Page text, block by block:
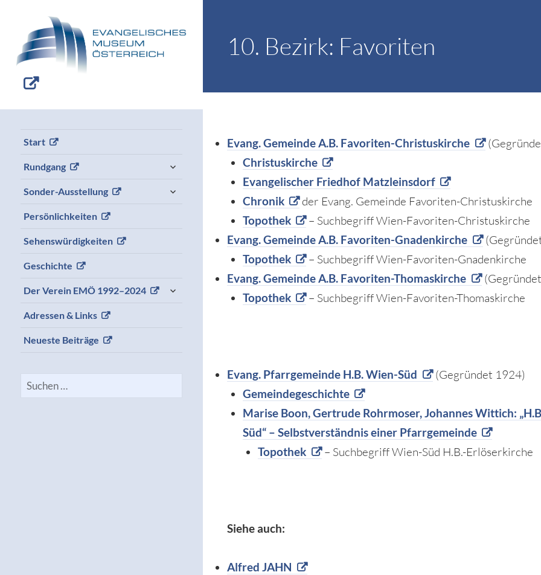
10. Bezirk: Favoriten
Start
Rundgang
Sonder-Ausstellung
Persönlichkeiten
Sehenswürdigkeiten
Geschichte
Der Verein EMÖ 1992–2024
Adressen & Links
Neueste Beiträge
Suchen
Evang. Gemeinde A.B. Favoriten-Christuskirche
Christuskirche
Evangelischer Friedhof Matzleinsdorf
Chronik
der Evang. Gemeinde Favoriten-Christuskirche
Topothek – Suchbegriff Wien-Favoriten-Christuskirche
Evang. Gemeinde A.B. Favoriten-Gnadenkirche
Topothek – Suchbegriff Wien-Favoriten-Gnadenkirche
Evang. Gemeinde A.B. Favoriten-Thomaskirche
Topothek – Suchbegriff Wien-Favoriten-Thomaskirche
Evang. Pfarrgemeinde H.B. Wien-Süd (Gegründet 1924)
Gemeindegeschichte
Marise Boon, Gertrude Rohrmoser, Johannes Wittich:
Süd“ – Selbstverständnis einer Pfarrgemeinde
Topothek
– Suchbegriff Wien-Süd H.B.-Erlöserkirche
Siehe auch:
Alfred JAHN